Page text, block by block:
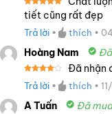
Được xếp
hạng 55
tiết cũng rất đẹp
Trả lời • thích •
Hoàng Nam
xếp
5 sao
Đã nhận
Trả lời • thích •
A Tuấn Đã